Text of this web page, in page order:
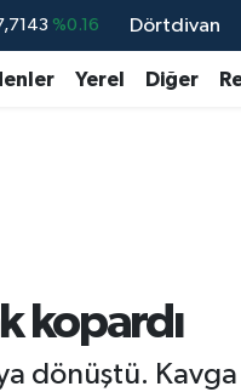
%0.16
%-0.02
Dörtdivan
Yerel Diğer
kopardı
dönüştü. Kavga